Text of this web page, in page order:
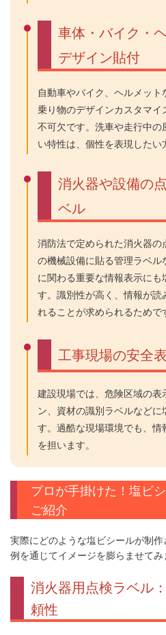
車体・バイク・
デザイン貼付
自動車やバイク、ヘルメッ
乗り物のデザインカスタマ
不可欠です。洗車や走行中の
い特性は、個性を表現したい
消火器や設備の
ベル
消防法で定められた消火器
の機械設備に貼る管理ラベ
に関わる重要な情報表示にも
す。識別性が高く、情報が読
れることが求められるためで
工事現場の安全
建設現場では、危険区域の表
ン、資材の識別ラベルなどに
す。過酷な現場環境でも、
を担います。
プロが手掛けた！塩ビ
ご紹介
実際にどのような塩ビシールが制
例を通じてイメージを膨らませてみ
消火器用点検ラベル
頼性